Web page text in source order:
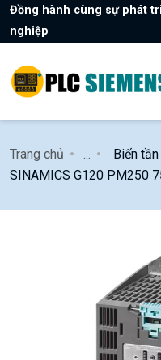
Đồng hành cùng sự phát
nghiệp
Trang chủ
Biến
SINAMICS G120 PM250